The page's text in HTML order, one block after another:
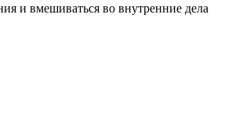
и вмешиваться во внутренние дела